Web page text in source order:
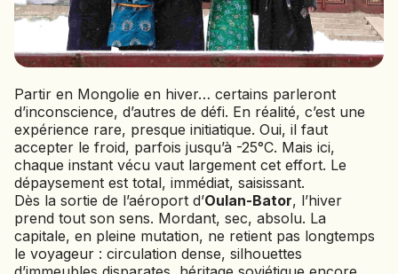
BOTSWANA
BRÉSIL
BURUNDI
CAMBODGE
CAP VERT
CHILI
CHINE
CHYPRE
COLOMBIE
CORÉE DU SUD
COSTA RICA
CÔTE D'IVOIRE
Partir en Mongolie en hiver… certains parleront
d’inconscience, d’autres de défi. En réalité, c’est une
expérience rare, presque initiatique. Oui, il faut
accepter le froid, parfois jusqu’à -25°C. Mais ici,
chaque instant vécu vaut largement cet effort. Le
dépaysement est total, immédiat, saisissant.
Dès la sortie de l’aéroport d’Oulan-Bator, l’hiver
prend tout son sens. Mordant, sec, absolu. La
capitale, en pleine mutation, ne retient pas longtemps
le voyageur : circulation dense, silhouettes